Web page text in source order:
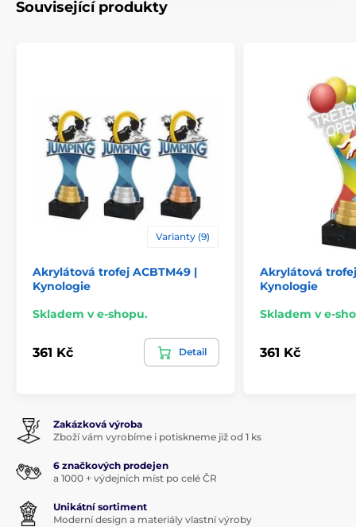
Související produkty
Varianty (9)
Akrylátová trofej ACBTM49 |
Kynologie
Skladem v e-shopu.
361 Kč Detail
Akrylátová
Kynologie
Skladem v e-
361 Kč
Zakázková výroba
Zboží vám vyrobíme i potiskneme již od 1 ks
6 značkových prodejen
a 1000 + výdejních míst po celé ČR
Unikátní sortiment
Moderní design a materiály vlastní výroby